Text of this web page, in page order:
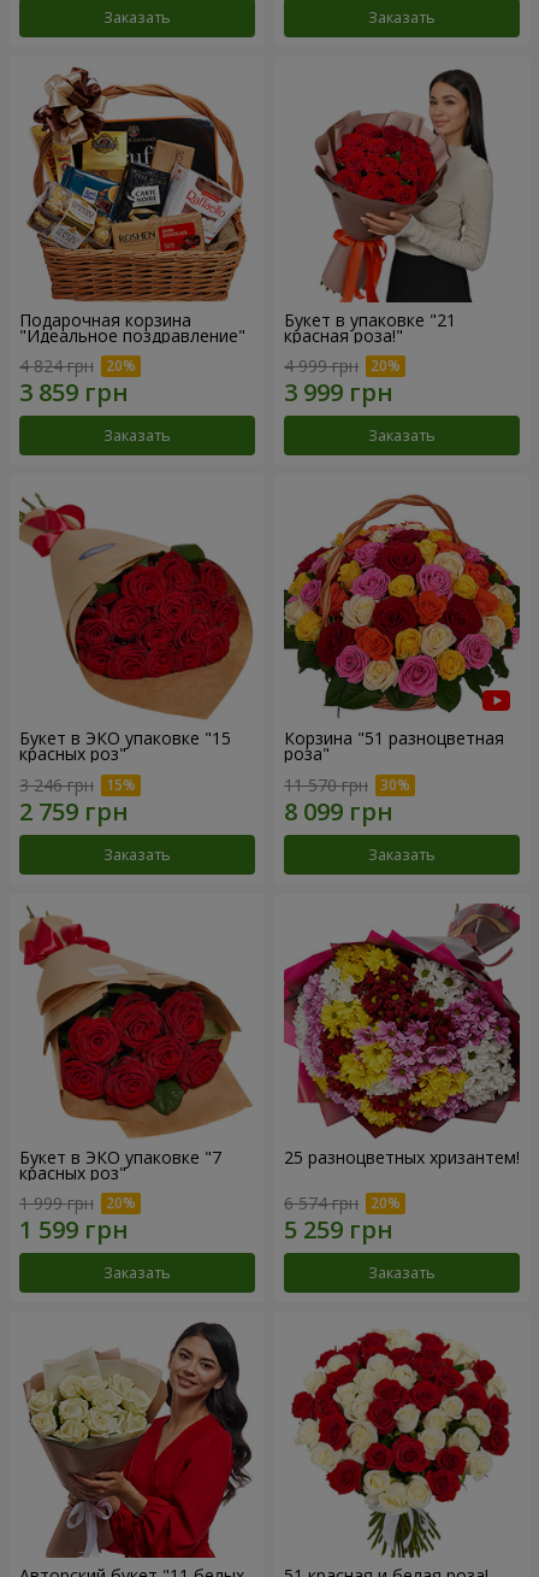
Заказать Заказать
Подарочная корзина
"Идеальное поздравление"
4 824 грн
Заказать
Букет в упаковке "21
красная роза!"
4 999 грн
Заказать
Букет в ЭКО упаковке "15
красных роз"
3 246 грн
Заказать
Корзина "51 разноцветная
роза"
11 570 грн
Заказать
Букет в ЭКО упаковке "7
красных роз"
1 999 грн
Заказать
25 разноцветных хризантем!
6 574 грн
Заказать